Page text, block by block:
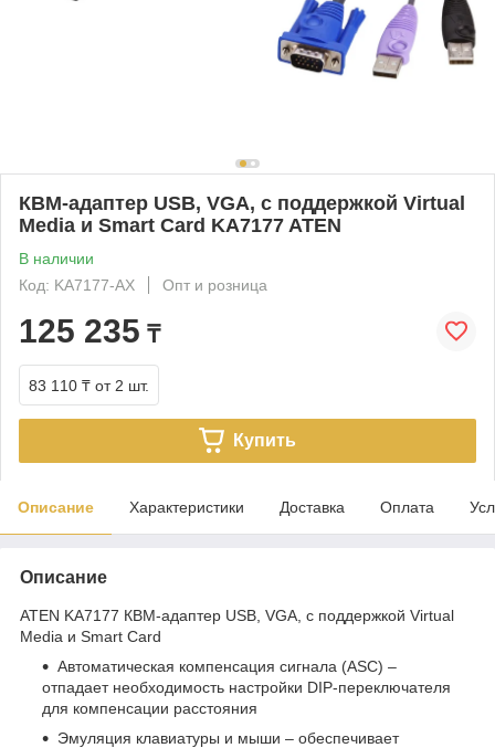
КВМ-адаптер USB, VGA, с поддержкой Virtual
Media и Smart Card KA7177 ATEN
В наличии
Код: KA7177-AX
Опт и розница
125 235 ₸
83 110 ₸ от 2 шт.
Купить
Описание Характеристики Доставка Оплата
Описание
ATEN KA7177 КВМ-адаптер USB, VGA, с поддержкой Virtual
Media и Smart Card
Автоматическая компенсация сигнала (ASC) –
отпадает необходимость настройки DIP-переключателя
для компенсации расстояния
Эмуляция клавиатуры и мыши – обеспечивает